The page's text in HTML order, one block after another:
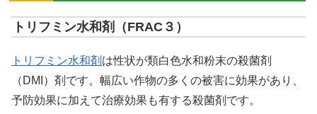
トリフミン水和剤（FRAC３）
トリフミン水和剤 は性状が類白色水和粉末の殺菌剤
（DMI）剤です。幅広い作物の多くの被害に効果があり、
予防効果に加えて治療効果も有する殺菌剤です。